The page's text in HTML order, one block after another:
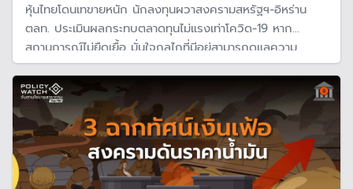
หุ้นไทยโดนเทขายหนัก นักลงทุนผวาสงครามสหรัฐฯ-อิหร่าน
ตลท. ประเมินผลกระทบตลาดทุนไม่แรงเท่าโควิด-19 หาก
สถานการณ์ไม่ยืดเยื้อ มั่นใจกลไกที่มีอยู่สามารถดูแลความ
ผันผวนของตลาดได้